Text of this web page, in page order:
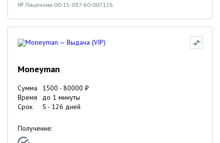
№ Лицензии 00-15-037-60-007126
Moneyman
Сумма 1500 - 80000 ₽
Время
до 1 минуты
Срок
5 - 126 дней
Получение: